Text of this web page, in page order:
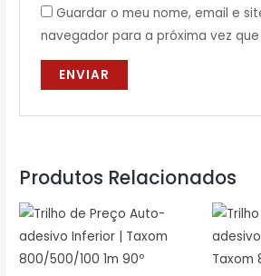
Guardar o meu nome, email e
navegador para a próxima vez
Produtos Relacionados